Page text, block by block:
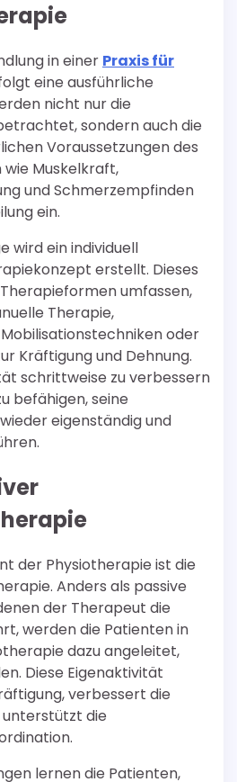
in einer Praxis für
eine ausführliche
nicht nur die
sondern auch die
Voraussetzungen des
Muskelkraft,
und Schmerzempfinden
ein.
wird ein individuell
erstellt. Dieses
umfassen,
Therapie,
oder
Kräftigung und Dehnung.
schrittweise zu verbessern
befähigen, seine
eigenständig und
der Physiotherapie ist die
Anders als passive
der Therapeut die
werden die Patienten in
dazu angeleitet,
Diese Eigenaktivität
verbessert die
die
lernen die Patienten,